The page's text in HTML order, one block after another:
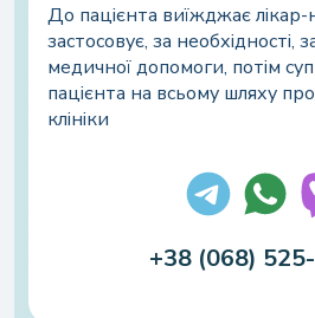
До пацієнта виїжджає лікар-
застосовує, за необхідності,
медичної допомоги, потім
пацієнта на всьому шляху
клініки
+38 (068)